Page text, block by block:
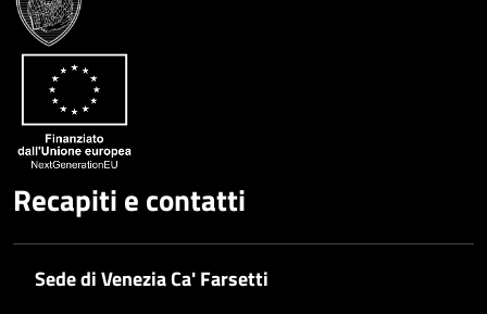
Recapiti e contatti
Sede di Venezia Ca' Farsetti